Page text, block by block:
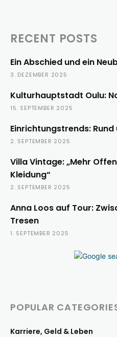
RECENT POSTS
Ein Abschied und ein
3. DEZEMBER 2025
Kulturhauptstadt Oulu:
15. SEPTEMBER 2025
Einrichtungstrends:
2. SEPTEMBER 2025
Villa Vintage: „Mehr
Kleidung“
2. SEPTEMBER 2025
Anna Loos auf Tour:
Tresen
1. SEPTEMBER 2025
POPULAR
Karriere, Geld & Leben